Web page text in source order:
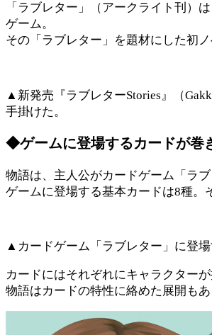
「ラブレター」（アークライト刊）
ゲーム。
その「ラブレター」を題材にした初
▲新発売『ラブレターStories』（
手掛けた。
◆ゲームに登場するカードが巻
物語は、主人公がカードゲーム「ラ
ゲームに登場する基本カードは8種。
▲カードゲーム「ラブレター」に登
カードにはそれぞれにキャラクター
物語はカードの特性に絡めた展開も